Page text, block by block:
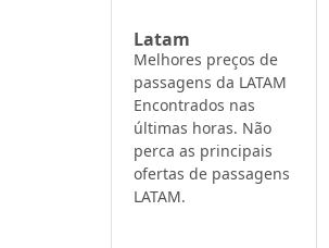
Latam
Melhores preços de
passagens da LATAM
Encontrados nas
últimas horas. Não
perca as principais
ofertas de passagens
LATAM.